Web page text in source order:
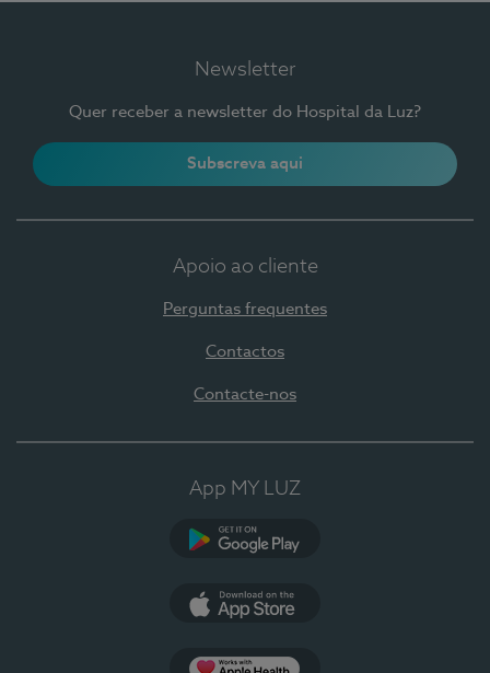
Newsletter
Quer receber a newsletter do Hospital da Luz?
Subscreva aqui
Apoio ao cliente
Perguntas frequentes
Contactos
Contacte-nos
App MY LUZ